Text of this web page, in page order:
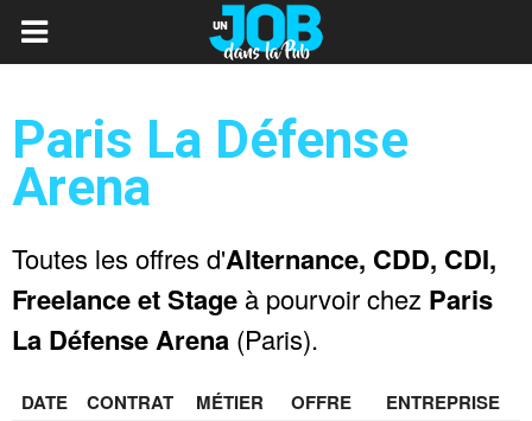
Paris La Défense
Arena
Toutes les offres d'Alternance, CDD, CDI,
Freelance et Stage à pourvoir chez Paris
La Défense Arena (Paris).
DATE CONTRAT MÉTIER OFFRE ENTREPRISE